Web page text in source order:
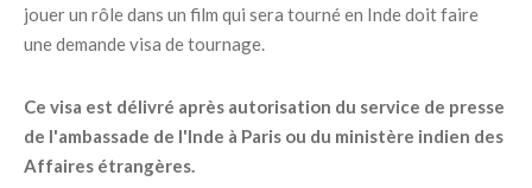
jouer un rôle dans un film qui sera tourné en Inde doit faire
une demande visa de tournage.
Ce visa est délivré après autorisation du service de presse
de l'ambassade de l'Inde à Paris ou du ministère indien des
Affaires étrangères.